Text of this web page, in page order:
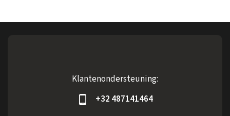
Klantenondersteuning:
+32 487141464